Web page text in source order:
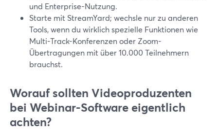
und Enterprise-Nutzung.
Starte mit StreamYard; wechsle nur zu anderen
Tools, wenn du wirklich spezielle Funktionen wie
Multi-Track-Konferenzen oder Zoom-
Übertragungen mit über 10.000 Teilnehmern
brauchst.
Worauf sollten Videoproduzenten
bei Webinar-Software eigentlich
achten?